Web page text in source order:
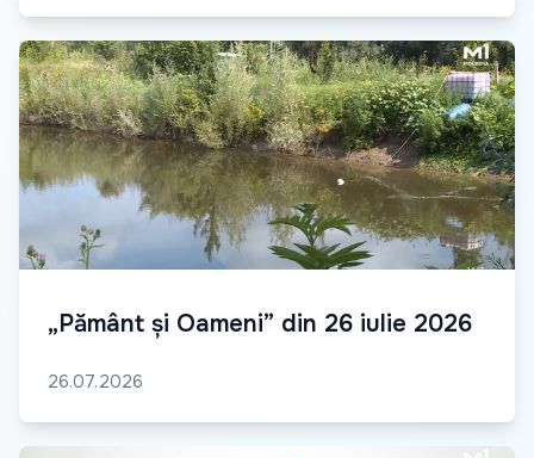
„Pământ și Oameni” din 26 iulie 2026
26.07.2026